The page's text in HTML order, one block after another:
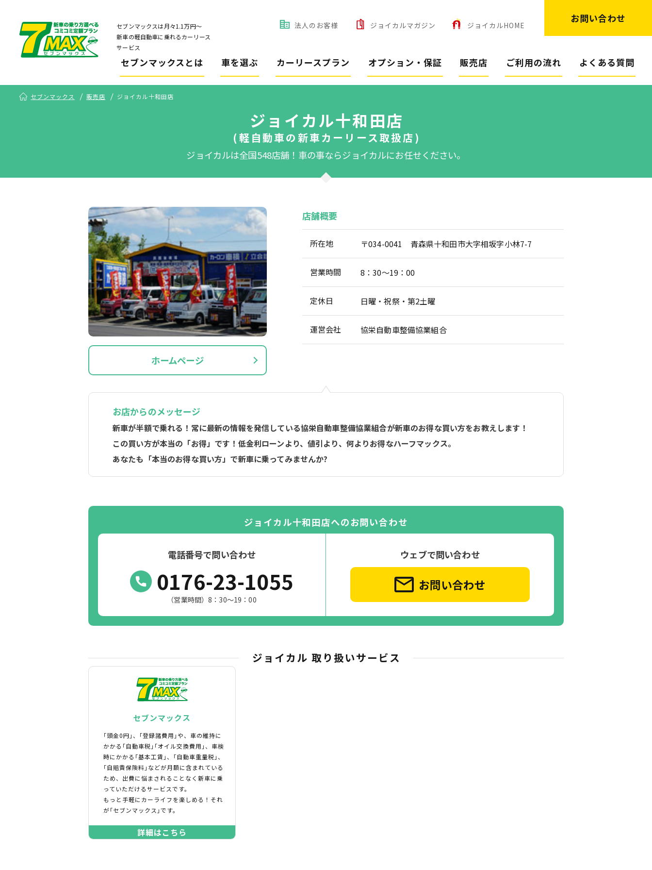
セブンマックスは月々1.1万円〜
新車の軽自動車に乗れるカーリース
サービス
法人のお客様 ジョイカルマガジン ジョイカルHOME
お問い合わせ
セブンマックスとは 車を選ぶ カーリースプラン オプション・保証 販売店 ご利用の流れ よくある質問
セブンマックス 販売店 ジョイカル十和田店
ジョイカル十和田店
(軽自動車の新車カーリース取扱店)
ジョイカルは全国548店舗！ 車の事ならジョイカルにお任せください。
ホームページ
店舗概要
所在地 〒034-0041 青森県十和田市大字相坂字小林7-7
営業時間 8：30～19：00
定休日 日曜・祝祭・第2土曜
運営会社 協栄自動車整備協業組合
お店からのメッセージ
新車が半額で乗れる！常に最新の情報を発信している協栄自動車整備協業組合が新車のお得な買い方をお教えします！
この買い方が本当の「お得」です！低金利ローンより、値引より、何よりお得なハーフマックス。
あなたも「本当のお得な買い方」で新車に乗ってみませんか?
ジョイカル十和田店へのお問い合わせ
電話番号で問い合わせ
0176-23-1055
（営業時間）8：30～19：00
ウェブで問い合わせ
お問い合わせ
ジョイカル 取り扱いサービス
セブンマックス
｢頭金0円｣、｢登録諸費用｣や、車の維持に
かかる｢自動車税｣｢オイル交換費用｣、車検
時にかかる｢基本工賃｣、｢自動車重量税｣、
｢自賠責保険料｣などが月額に含まれている
ため、出費に悩まされることなく新車に乗
っていただけるサービスです。
もっと手軽にカーライフを楽しめる！それ
が｢セブンマックス｣です。
詳細はこちら